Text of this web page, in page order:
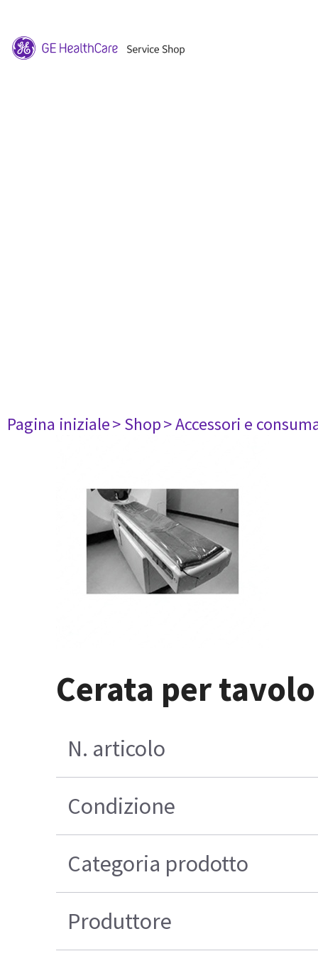
Pagina iniziale> Shop> Accessori e
Cerata per tavolo
N. articolo
Condizione
Categoria prodotto
Produttore